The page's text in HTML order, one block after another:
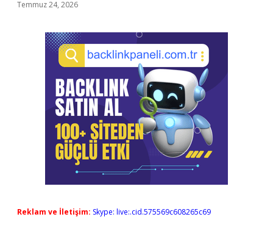
Temmuz 24, 2026
Reklam ve İletişim: Skype: live:.cid.575569c608265c69